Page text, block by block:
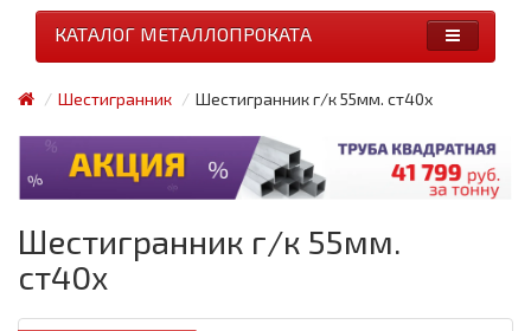
КАТАЛОГ МЕТАЛЛОПРОКАТА
Шестигранник Шестигранник г/к 55мм. ст40х
Шестигранник г/к 55мм.
ст40х